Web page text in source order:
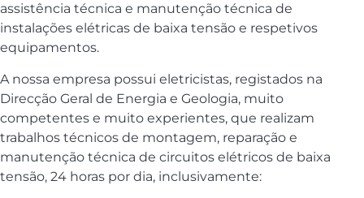
assistência técnica e manutenção técnica de
instalações elétricas de baixa tensão e respetivos
equipamentos.
A nossa empresa possui eletricistas, registados na
Direcção Geral de Energia e Geologia, muito
competentes e muito experientes, que realizam
trabalhos técnicos de montagem, reparação e
manutenção técnica de circuitos elétricos de baixa
tensão, 24 horas por dia, inclusivamente: